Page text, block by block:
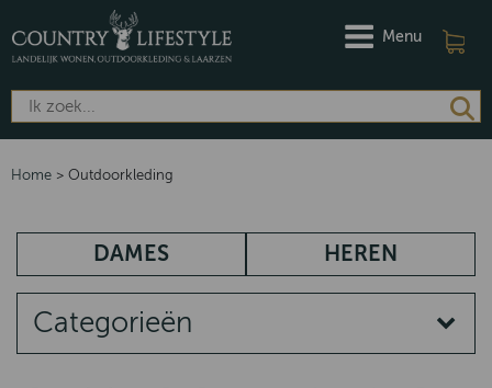
Menu
Home > Outdoorkleding
DAMES HEREN
Categorieën